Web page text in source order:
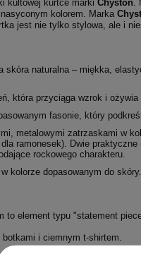
kultowej kurtce marki Chyston
kolorem. Marka
jest nie tylko stylowa, ale i
skóra naturalna – miękka,
która przyciąga wzrok i ożywia
fasonie, który
metalowymi zatrzaskami w
ramonesek). Dwie
rockowego charakteru.
kolorze dopasowanym do skóry.
to element typu "statement
i ciemnym t-shirtem.